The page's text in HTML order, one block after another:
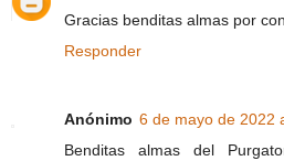
Gracias benditas almas por
Responder
Anónimo 6 de mayo de 2022
Benditas almas del